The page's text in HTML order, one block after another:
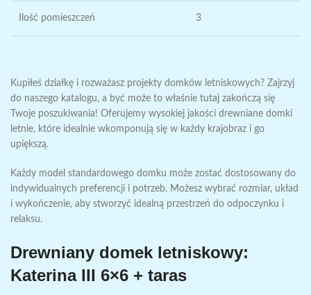
Ilość pomieszczeń 3
Kupiłeś działkę i rozważasz projekty domków letniskowych? Zajrzyj
do naszego katalogu, a być może to właśnie tutaj zakończą się
Twoje poszukiwania! Oferujemy wysokiej jakości drewniane domki
letnie, które idealnie wkomponują się w każdy krajobraz i go
upiększą.
Każdy model standardowego domku może zostać dostosowany do
indywidualnych preferencji i potrzeb. Możesz wybrać rozmiar, układ
i wykończenie, aby stworzyć idealną przestrzeń do odpoczynku i
relaksu.
Drewniany domek letniskowy:
Katerina III 6×6 + taras